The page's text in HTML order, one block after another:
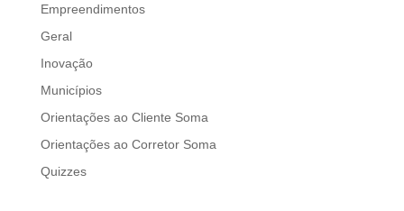
Empreendimentos
Geral
Inovação
Municípios
Orientações ao Cliente Soma
Orientações ao Corretor Soma
Quizzes